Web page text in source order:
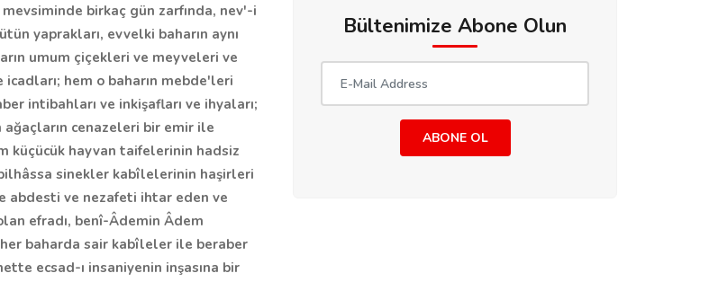
birkaç gün zarfında, nev'-i
yaprakları, evvelki baharın aynı
umum çiçekleri ve meyveleri ve
hem o baharın mebde'leri
intibahları ve inkişafları ve ihyaları;
cenazeleri bir emir ile
küçücük hayvan taifelerinin hadsiz
sinekler kabîlelerinin haşirleri
abdesti ve nezafeti ihtar eden ve
efradı, benî-Âdemin Âdem
baharda sair kabîleler ile beraber
ecsad-ı insaniyenin inşasına bir
Bültenimize Abone Olun
ABONE OL